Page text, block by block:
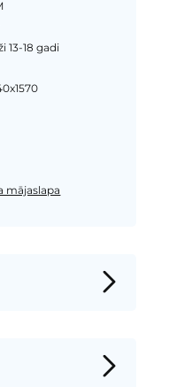
13-18 gadi
mājaslapa